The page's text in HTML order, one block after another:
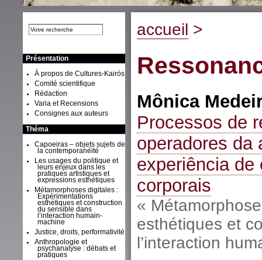
accueil >
Mônica
Processos de
operadores da
experiência de
corporais
«
esthétiques et
l’interaction
Présentation
À propos de Cultures-Kairós
Comité scientifique
Rédaction
Varia et Recensions
Consignes aux auteurs
Théma
Capoeiras – objets sujets de
la contemporanéité
Les usages du politique et
leurs enjeux dans les
pratiques artistiques et
expressions esthétiques
Métamorphoses digitales :
Expérimentations
esthétiques et construction
du sensible dans
l’interaction humain-
machine
Justice, droits, performativité
Anthropologie et
psychanalyse : débats et
pratiques